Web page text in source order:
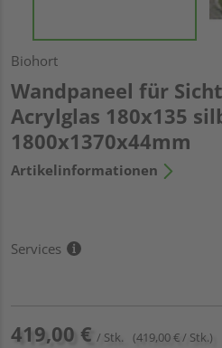
Biohort
Wandpaneel für
Acrylglas 180x135
1800x1370x44mm
Artikelinformationen
Services
419,00 € / Stk. (419,00 € / Stk.)